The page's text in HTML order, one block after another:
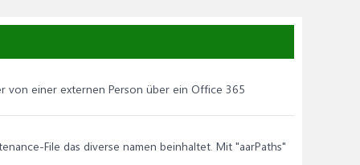
von einer externen Person über ein Office 365
File das diverse namen beinhaltet. Mit "aarPaths"